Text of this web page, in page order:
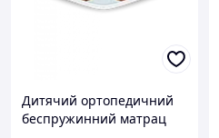
Дитячий ортопедичний
беспружинний матрац